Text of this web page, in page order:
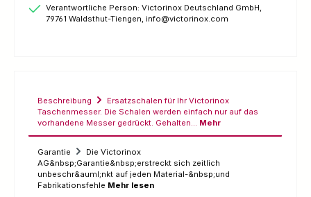
Verantwortliche Person: Victorinox Deutschland GmbH,
79761 Waldsthut-Tiengen, info@victorinox.com
Beschreibung
Ersatzschalen für Ihr Victorinox
Taschenmesser. Die Schalen werden einfach nur auf das
vorhandene Messer gedrückt. Gehalten… Mehr
Garantie
Die Victorinox
AG&nbsp;Garantie&nbsp;erstreckt sich zeitlich
unbeschr&auml;nkt auf jeden Material-&nbsp;und
Fabrikationsfehle Mehr lesen